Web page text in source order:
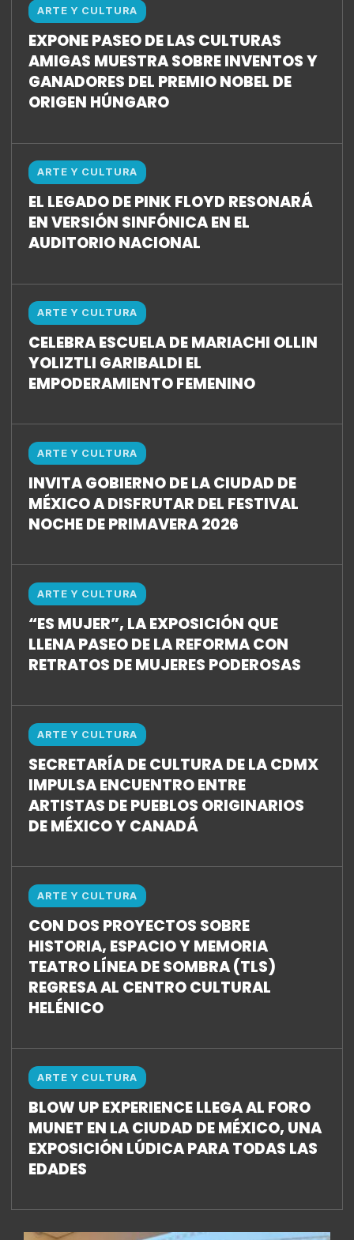
ARTE Y CULTURA
EXPONE PASEO DE LAS CULTURAS
AMIGAS MUESTRA SOBRE INVENTOS Y
GANADORES DEL PREMIO NOBEL DE
ORIGEN HÚNGARO
ARTE Y CULTURA
EL LEGADO DE PINK FLOYD RESONARÁ
EN VERSIÓN SINFÓNICA EN EL
AUDITORIO NACIONAL
ARTE Y CULTURA
CELEBRA ESCUELA DE MARIACHI OLLIN
YOLIZTLI GARIBALDI EL
EMPODERAMIENTO FEMENINO
ARTE Y CULTURA
INVITA GOBIERNO DE LA CIUDAD DE
MÉXICO A DISFRUTAR DEL FESTIVAL
NOCHE DE PRIMAVERA 2026
ARTE Y CULTURA
“ES MUJER”, LA EXPOSICIÓN QUE
LLENA PASEO DE LA REFORMA CON
RETRATOS DE MUJERES PODEROSAS
ARTE Y CULTURA
SECRETARÍA DE CULTURA DE LA CDMX
IMPULSA ENCUENTRO ENTRE
ARTISTAS DE PUEBLOS ORIGINARIOS
DE MÉXICO Y CANADÁ
ARTE Y CULTURA
CON DOS PROYECTOS SOBRE
HISTORIA, ESPACIO Y MEMORIA
TEATRO LÍNEA DE SOMBRA (TLS)
REGRESA AL CENTRO CULTURAL
HELÉNICO
ARTE Y CULTURA
BLOW UP EXPERIENCE LLEGA AL FORO
MUNET EN LA CIUDAD DE MÉXICO, UNA
EXPOSICIÓN LÚDICA PARA TODAS LAS
EDADES